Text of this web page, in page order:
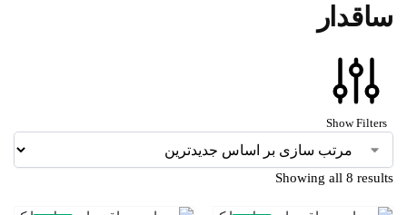
ساقدار
Show Filters
Showing all 8 results